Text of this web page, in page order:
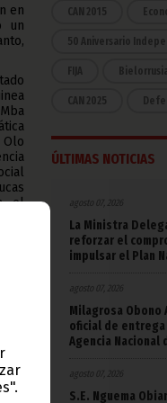
en
un
el
la
la
el
al
CAN 2015
50 Aniversario
FIJA Bielorrusia
CAN 2025
ÚLTIMAS NOTICIAS
agosto 07, 2026
La Ministra
reforzar el
impulsar el Plan
agosto 07, 2026
Milagrosa Obono
oficial de
Agencia Nacional
agosto 07, 2026
S.E. Nguema